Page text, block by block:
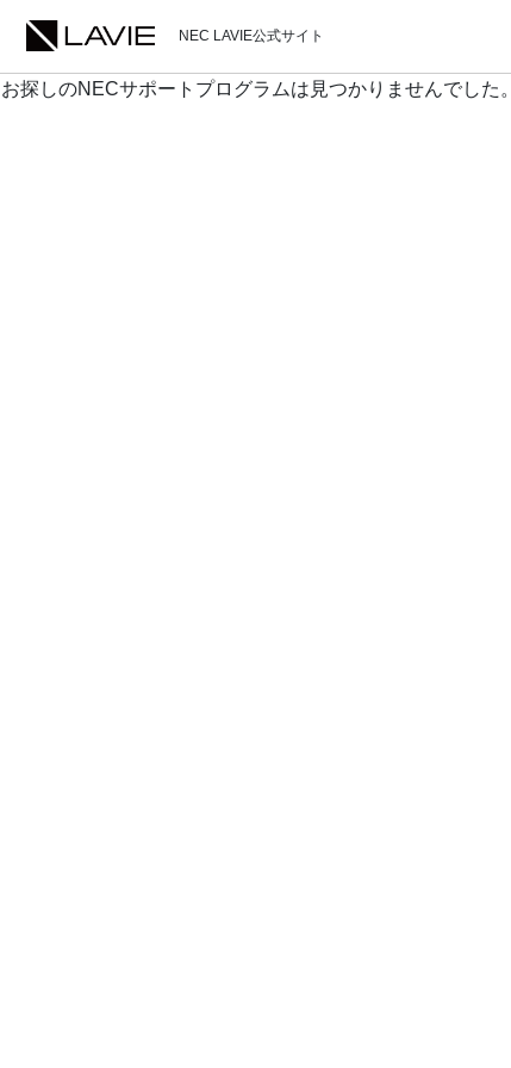
NEC LAVIE公式サイト
お探しのNECサポートプログラムは見つかりませんでした。